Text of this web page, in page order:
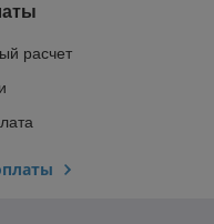
расчет